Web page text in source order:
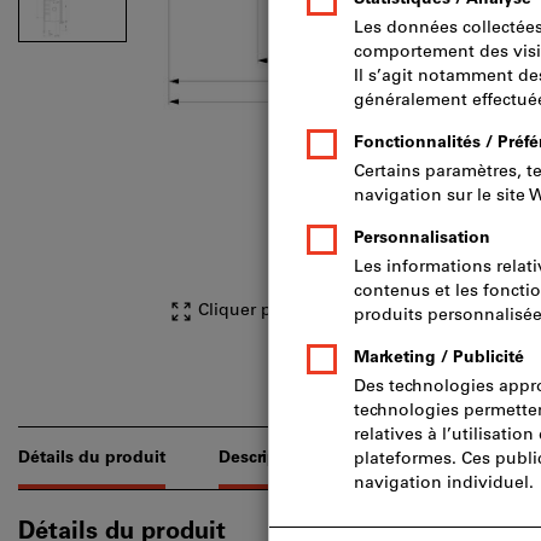
Cliquer pour agrandir l’image
Détails du produit Description Produits adaptés
Détails du produit